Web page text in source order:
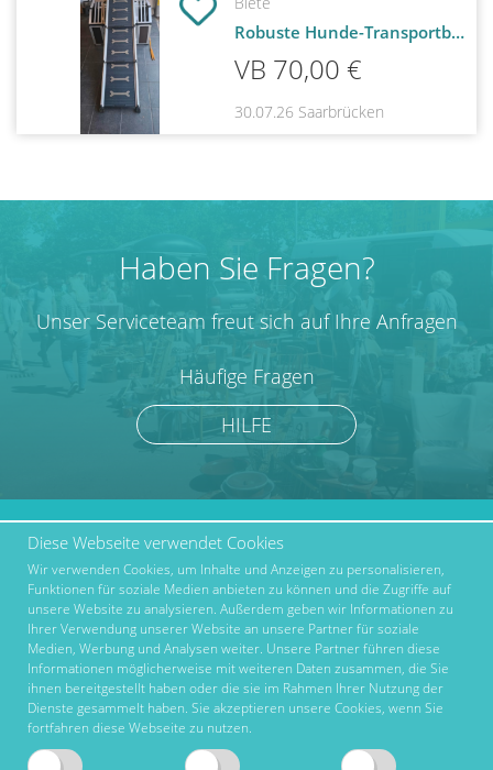
Robuste Hunde-Transportbox mit Einstiegsrampe fürs Auto
VB 70,00 €
30.07.26 Saarbrücken
Haben Sie Fragen?
Unser Serviceteam freut sich auf Ihre Anfragen
Häufige Fragen
HILFE
marktcom.de Deutschland
GmbH © 2019
Über uns
AGB
Impressum
Datenschutz
Nutzungsbedingungen
Werben bei Marktcom
Partner
Diese Webseite verwendet Cookies
Wir verwenden Cookies, um Inhalte und Anzeigen zu personalisieren,
Funktionen für soziale Medien anbieten zu können und die Zugriffe auf
unsere Website zu analysieren. Außerdem geben wir Informationen zu
Ihrer Verwendung unserer Website an unsere Partner für soziale
Medien, Werbung und Analysen weiter. Unsere Partner führen diese
Informationen möglicherweise mit weiteren Daten zusammen, die Sie
ihnen bereitgestellt haben oder die sie im Rahmen Ihrer Nutzung der
Dienste gesammelt haben. Sie akzeptieren unsere Cookies, wenn Sie
fortfahren diese Webseite zu nutzen.